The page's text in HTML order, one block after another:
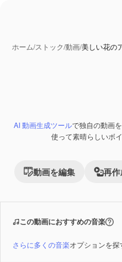
ホーム/ストック/動画/美しい花の
Premium
AI 動画生成ツールで独自の動画
使って素晴らしいボ
動画を編集 再
この動画におすすめの音楽
さらに多くの音楽オプションを探